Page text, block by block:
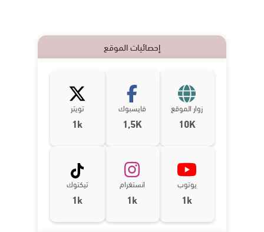
إحصائيات الموقع
زوار الموقع
10K
فايسبوك
1,5K
تويتر
1k
يوتوب
1k
انستغرام
1k
تيكتوك
1k